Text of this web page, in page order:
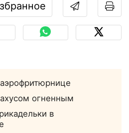
огненным
в